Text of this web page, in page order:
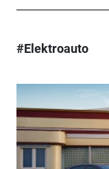
#Elektroauto